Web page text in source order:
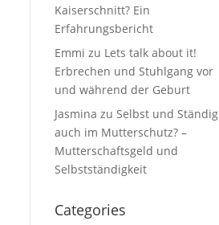
Kaiserschnitt? Ein
Erfahrungsbericht
Emmi zu Lets talk about it!
Erbrechen und Stuhlgang vor
und während der Geburt
Jasmina zu Selbst und Ständig
auch im Mutterschutz? –
Mutterschaftsgeld und
Selbstständigkeit
Categories